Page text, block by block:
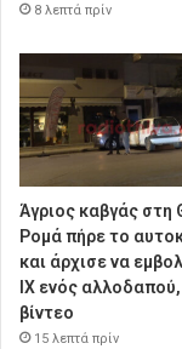
8 λεπτά πρίν
Άγριος καβγάς στη
Ρομά πήρε το
και άρχισε να
ΙΧ ενός
βίντεο
15 λεπτά πρίν